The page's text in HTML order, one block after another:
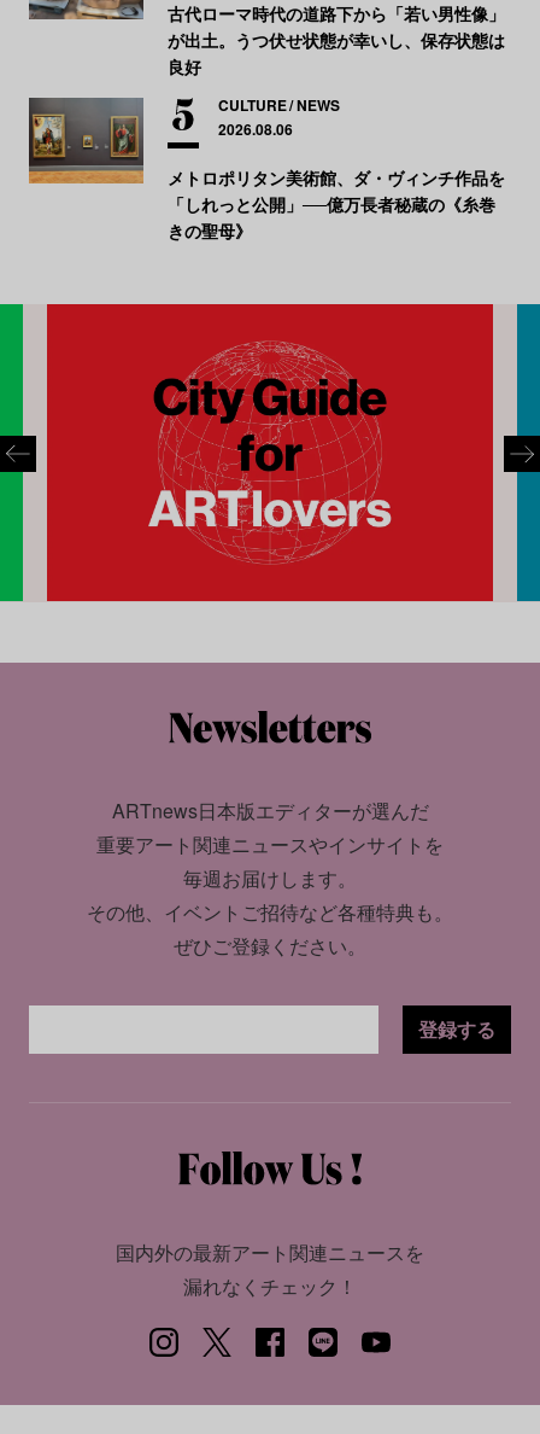
古代ローマ時代の道路下から「若い男性像」
が出土。うつ伏せ状態が幸いし、保存状態は
良好
CULTURE NEWS
2026.08.06
メトロポリタン美術館、ダ・ヴィンチ作品を
「しれっと公開」──億万長者秘蔵の《糸巻
きの聖母》
ARTnews日本版エディターが選んだ
重要アート関連ニュースやインサイトを
毎週お届けします。
その他、イベントご招待など各種特典も。
ぜひご登録ください。
登録する
国内外の最新アート関連ニュースを
漏れなくチェック！